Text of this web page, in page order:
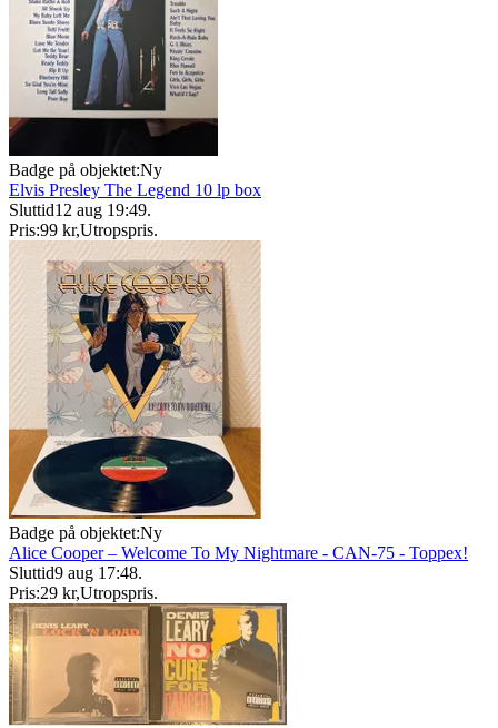
Badge på objektet:Ny
Elvis Presley The Legend 10 lp box
Sluttid12 aug 19:49.
Pris:99 kr,Utropspris.
Badge på objektet:Ny
Alice Cooper – Welcome To My Nightmare - CAN-75 - Toppex!
Sluttid9 aug 17:48.
Pris:29 kr,Utropspris.